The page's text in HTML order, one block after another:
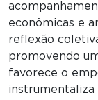
econômicas e
reflexão
promovendo
favorece o
instrumentaliza